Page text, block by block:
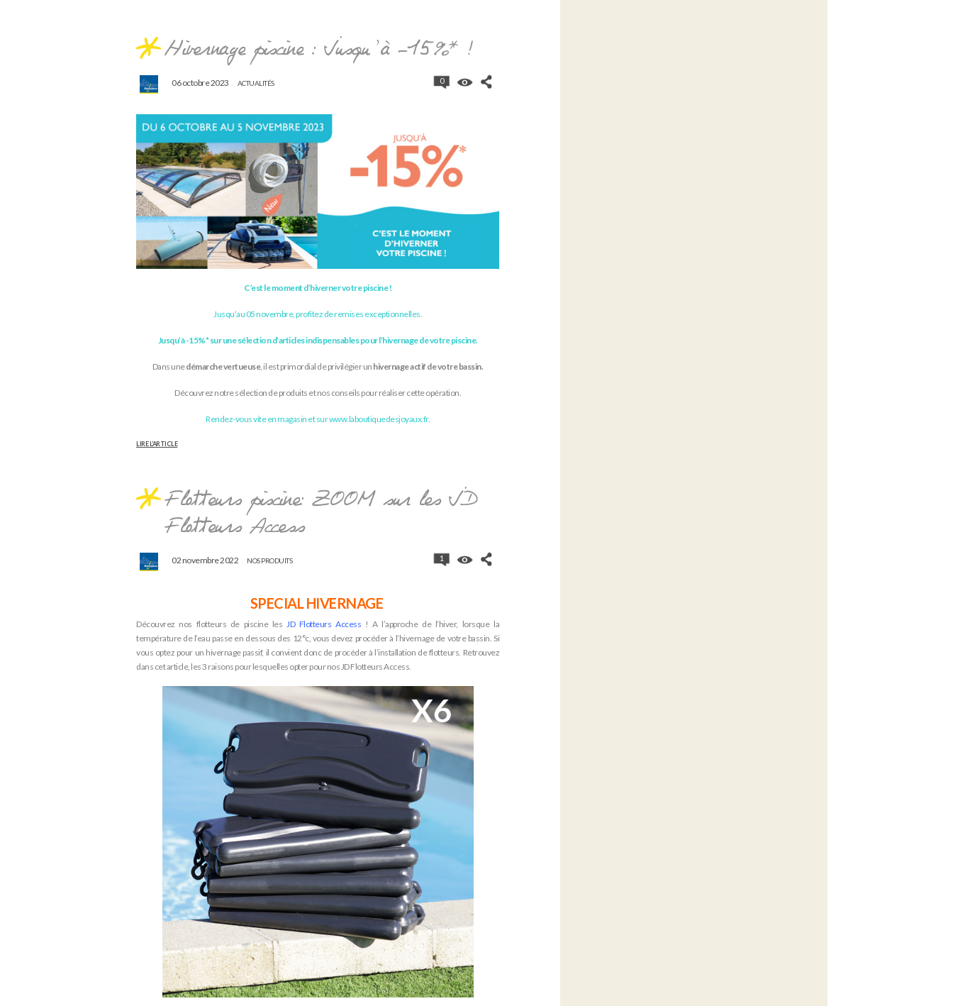
Hivernage piscine : Jusqu’à -15%* !
06 octobre 2023 ACTUALITÉS 0
C’est le moment d’hiverner votre piscine !
Jusqu’au 05 novembre, profitez de remises exceptionnelles.
Jusqu’à -15%* sur une sélection d’articles indispensables pour l’hivernage de votre piscine.
Dans unedémarche vertueuse, il est primordial de privilégier un hivernage actif de votre bassin.
Découvrez notre sélection de produits et nos conseils pour réaliser cette opération.
Rendez-vous vite en magasin et sur www.laboutiquedesjoyaux.fr.
LIRE L’ARTICLE
Flotteurs piscine: ZOOM sur les JD
Flotteurs Access
02 novembre 2022 NOS PRODUITS 1
SPECIAL HIVERNAGE
Découvrez nos flotteurs de piscine lesJD Flotteurs Access ! A l’approche de l’hiver, lorsque la
température de l’eau passe en dessous des 12°c, vous devez procéder à l’hivernage de votre bassin. Si
vous optez pour un hivernage passif, il convient donc de procéder à l’installation de flotteurs. Retrouvez
dans cet article, les 3 raisons pour lesquelles opter pour nosJD Flotteurs Access.